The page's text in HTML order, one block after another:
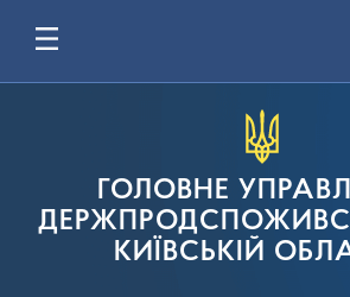
ГОЛОВНЕ
КИЇВСЬКІЙ